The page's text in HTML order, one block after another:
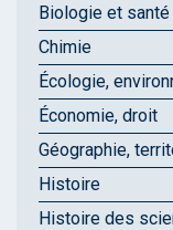
Biologie et santé
Chimie
Écologie,
Économie, droit
Géographie,
Histoire
Histoire des